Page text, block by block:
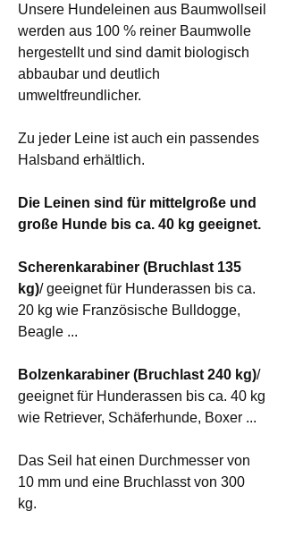
Unsere Hundeleinen aus Baumwollseil
werden aus 100 % reiner Baumwolle
hergestellt und sind damit biologisch
abbaubar und deutlich
umweltfreundlicher.
Zu jeder Leine ist auch ein passendes
Halsband erhältlich.
Die Leinen sind für mittelgroße und
große Hunde bis ca. 40 kg geeignet.
Scherenkarabiner (Bruchlast 135
kg)/ geeignet für Hunderassen bis ca.
20 kg wie Französische Bulldogge,
Beagle ...
Bolzenkarabiner (Bruchlast 240 kg)/
geeignet für Hunderassen bis ca. 40 kg
wie Retriever, Schäferhunde, Boxer ...
Das Seil hat einen Durchmesser von
10 mm und eine Bruchlasst von 300
kg.